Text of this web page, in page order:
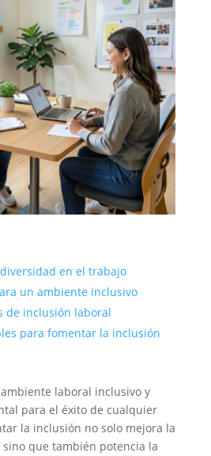
en el trabajo
un ambiente inclusivo
de inclusión laboral
para fomentar la inclusión
laboral inclusivo y
para el éxito de cualquier
la inclusión no solo mejora la
que también potencia la